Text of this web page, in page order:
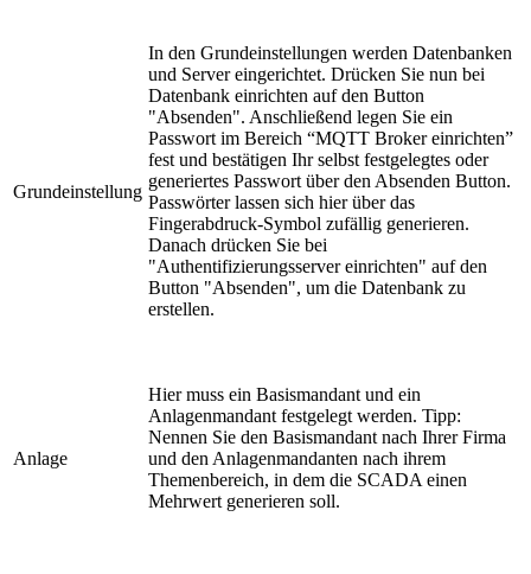
Grundeinstellung
In den Grundeinstellungen werden Datenbanken
und Server eingerichtet. Drücken Sie nun bei
Datenbank einrichten auf den Button
"Absenden". Anschließend legen Sie ein
Passwort im Bereich “MQTT Broker einrichten”
fest und bestätigen Ihr selbst festgelegtes oder
generiertes Passwort über den Absenden Button.
Passwörter lassen sich hier über das
Fingerabdruck-Symbol zufällig generieren.
Danach drücken Sie bei
"Authentifizierungsserver einrichten" auf den
Button "Absenden", um die Datenbank zu
erstellen.
Anlage
Hier muss ein Basismandant und ein
Anlagenmandant festgelegt werden. Tipp:
Nennen Sie den Basismandant nach Ihrer Firma
und den Anlagenmandanten nach ihrem
Themenbereich, in dem die SCADA einen
Mehrwert generieren soll.